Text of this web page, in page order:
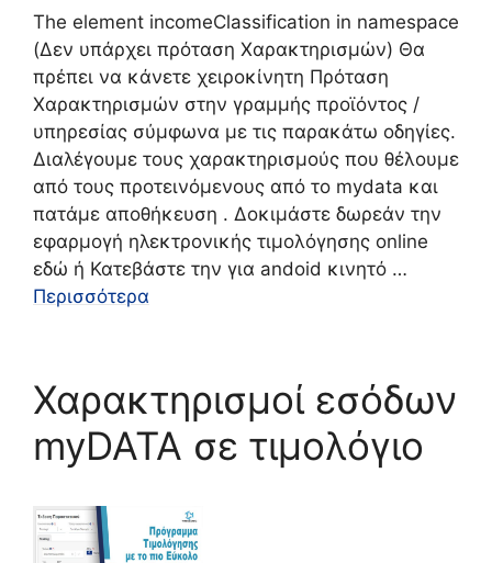
The element incomeClassification in namespace
(Δεν υπάρχει πρόταση Χαρακτηρισμών) Θα
πρέπει να κάνετε χειροκίνητη Πρόταση
Χαρακτηρισμών στην γραμμής προϊόντος /
υπηρεσίας σύμφωνα με τις παρακάτω οδηγίες.
Διαλέγουμε τους χαρακτηρισμούς που θέλουμε
από τους προτεινόμενους από το mydata και
πατάμε αποθήκευση . Δοκιμάστε δωρεάν την
εφαρμογή ηλεκτρονικής τιμολόγησης online
εδώ ή Κατεβάστε την για andoid κινητό …
Περισσότερα
Χαρακτηρισμοί εσόδων
myDATA σε τιμολόγιο